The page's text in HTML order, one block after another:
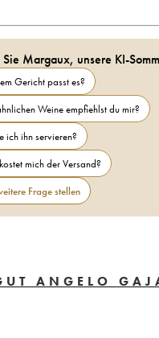
Sie Margaux, unsere KI-
Gericht passt es?
Weine empfiehlst du mir?
ich ihn servieren?
mich der Versand?
Frage stellen
ANGELO